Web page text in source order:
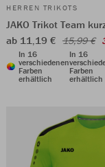
HERREN TRIKOTS
JAKO Trikot Team
ab 11,19 € 15,99 €
In 16
verschiedenen
Farben
erhältlich
In 16
Farben
erhältlich